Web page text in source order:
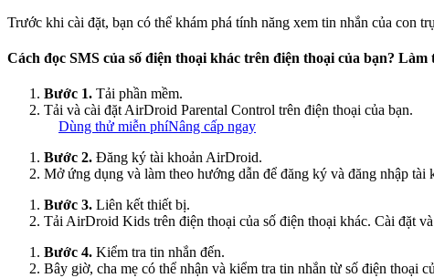
Trước khi cài đặt, bạn có thể khám phá tính năng xem tin nhắn của con
Cách đọc SMS của số điện thoại khác trên điện thoại của bạn? Làm
Bước 1. Tải phần mềm.
Tải và cài đặt AirDroid Parental Control trên điện thoại của bạn.
Dùng thử miễn phíNâng cấp ngay
Bước 2. Đăng ký tài khoản AirDroid.
Mở ứng dụng và làm theo hướng dẫn để đăng ký và đăng nhập tài
Bước 3. Liên kết thiết bị.
Tải AirDroid Kids trên điện thoại của số điện thoại khác. Cài đặt
Bước 4. Kiểm tra tin nhắn đến.
Bây giờ, cha mẹ có thể nhận và kiểm tra tin nhắn từ số điện